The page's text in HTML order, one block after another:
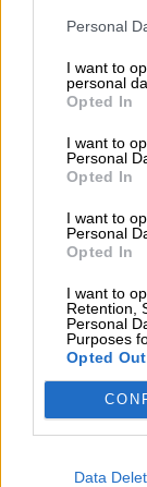
Personal
I want to
personal
Opted In
I want to
Personal
Opted In
I want to
Personal
Opted In
I want to
Retention,
Personal
Purposes
Opted Out
Data